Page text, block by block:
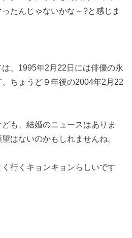
たんじゃないかな～?と感じま
、1995年2月22日には俳優の永
ちょうど９年後の2004年2月22
も、結婚のニュースはありま
はないのかもしれませんね。
行くキョンキョンらしいです